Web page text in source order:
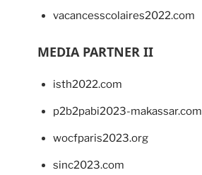
vacancesscolaires2022.com
MEDIA PARTNER II
isth2022.com
p2b2pabi2023-makassar.com
wocfparis2023.org
sinc2023.com